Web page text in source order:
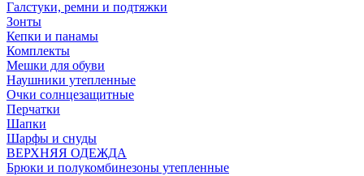
Галстуки, ремни и подтяжки
Зонты
Кепки и панамы
Комплекты
Мешки для обуви
Наушники утепленные
Очки солнцезащитные
Перчатки
Шапки
Шарфы и снуды
ВЕРХНЯЯ ОДЕЖДА
Брюки и полукомбинезоны утепленные